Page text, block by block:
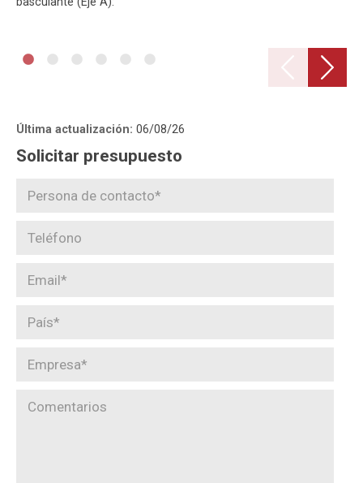
Última actualización: 06/08/26
Solicitar presupuesto